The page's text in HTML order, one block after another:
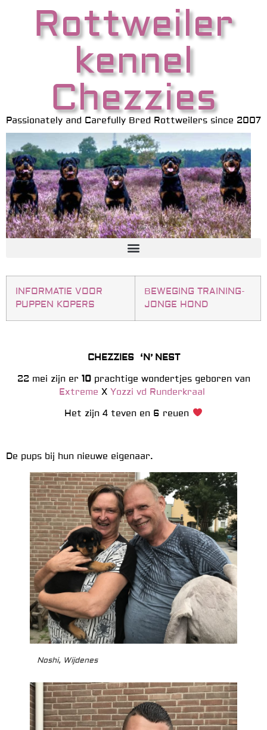
Rottweiler
kennel
Chezzies
Passionately and Carefully Bred Rottweilers since 2007
INFORMATIE VOOR
PUPPEN KOPERS
BEWEGING TRAINING-
JONGE HOND
CHEZZIES ‘N’ NEST
22 mei zijn er 10prachtige wondertjes geboren van
Extreme X Yozzi vd Runderkraal
Het zijn 4 teven en 6 reuen
De pups bij hun nieuwe eigenaar.
Noshi, Wijdenes